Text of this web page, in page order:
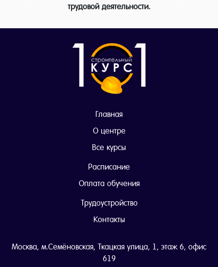
трудовой деятельности.
Главная
О центре
Все курсы
Расписание
Оплата обучения
Трудоустройство
Контакты
Москва, м.Семёновская, Ткацкая улица, 1, этаж 6, офис
619